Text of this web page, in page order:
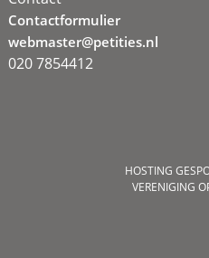
Contactformulier
webmaster@petities.nl
020 7854412
HOSTING
VERENIGING